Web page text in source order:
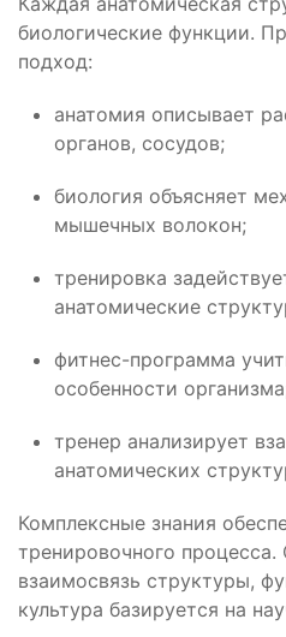
биологические функции.
подход:
анатомия описывает
органов, сосудов;
биология объясняет
мышечных волокон;
тренировка
анатомические
фитнес-программа
особенности
тренер анализирует
анатомических
Комплексные знания
тренировочного
взаимосвязь структуры,
культура базируется на